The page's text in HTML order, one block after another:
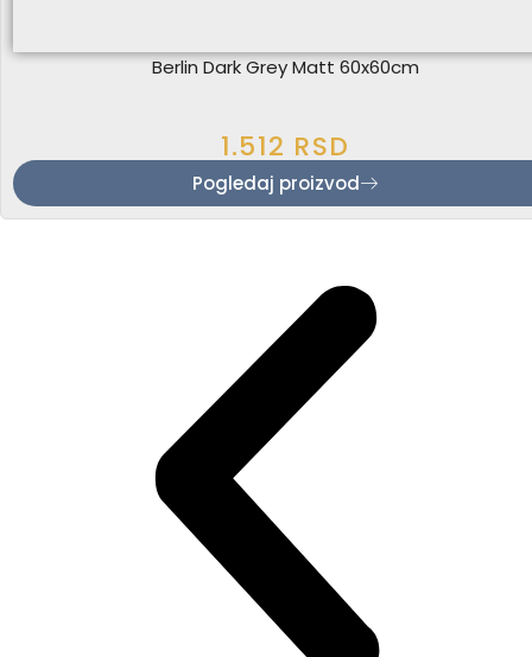
Berlin Dark Grey Matt 60x60cm
1.512 RSD
Pogledaj proizvod